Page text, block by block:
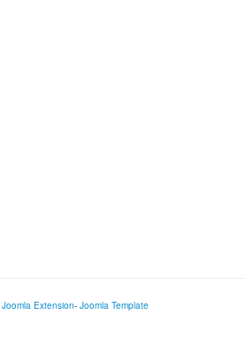
Joomla Extension- Joomla Template